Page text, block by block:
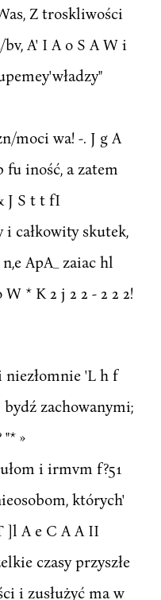
Z troskliwości
A' I A o S A W i
moci wa! -. J g A
fu iność, a zatem
J S t t fI
i całkowity skutek,
ApA_ zaiac hl
W * K 2 j 2 2 - 2 2 2!
niezłomnie 'L h f
bydź zachowanymi;
»
i irmvm f?51
których'
]l A e C A A II
czasy przyszłe
i zusłużyć ma w